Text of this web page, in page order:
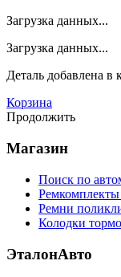
Загрузка данных...
Загрузка данных...
Деталь добавлена в
Корзина
Продолжить
Магазин
Поиск по
Ремни
Колодки
ЭталонАвто